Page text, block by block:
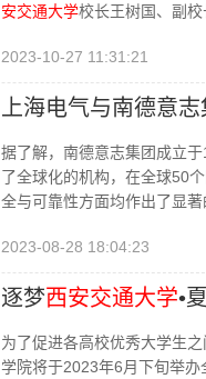
安交通大学校长王树国、副
2023-10-27 11:31:21
上海电气与南德意
据了解，南德意志集团成立
了全球化的机构，在全球50
全与可靠性方面均作出了显著
2023-08-28 18:04:23
逐梦西安交通大学•
为了促进各高校优秀大学生
学院将于2023年6月下旬举